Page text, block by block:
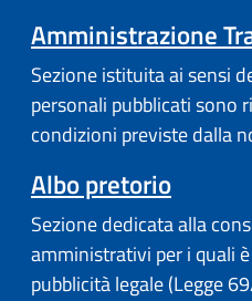
Amministrazione
Sezione istituita ai sensi
personali pubblicati sono
condizioni previste dalla
Albo pretorio
Sezione dedicata alla
amministrativi per i quali
pubblicità legale (Legge